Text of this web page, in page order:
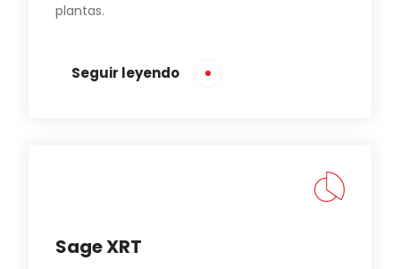
plantas.
Seguir leyendo
Sage XRT